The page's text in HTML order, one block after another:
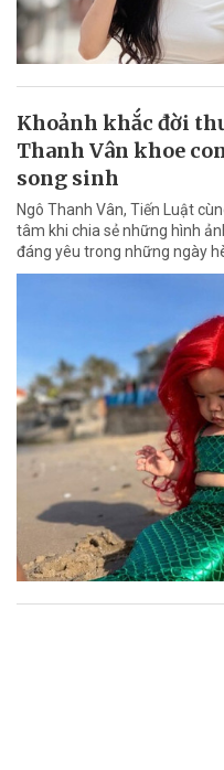
Khoảnh khắc đời
Thanh Vân khoe
song sinh
Ngô Thanh Vân, Tiến Luật
tâm khi chia sẻ những hình
đáng yêu trong những ngày